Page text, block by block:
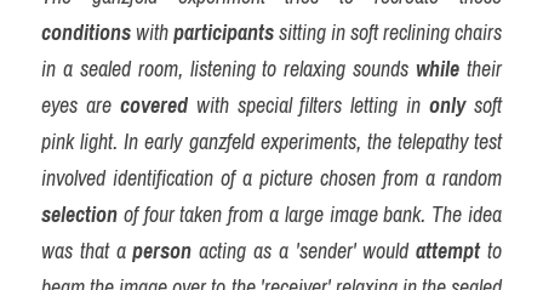
conditions with participants sitting in soft reclining chairs
in a sealed room, listening to relaxing sounds while their
eyes are covered with special filters letting in only soft
pink light. In early ganzfeld experiments, the telepathy test
selection of four taken from a large image bank. The idea
was that a person acting as a 'sender' would attempt to